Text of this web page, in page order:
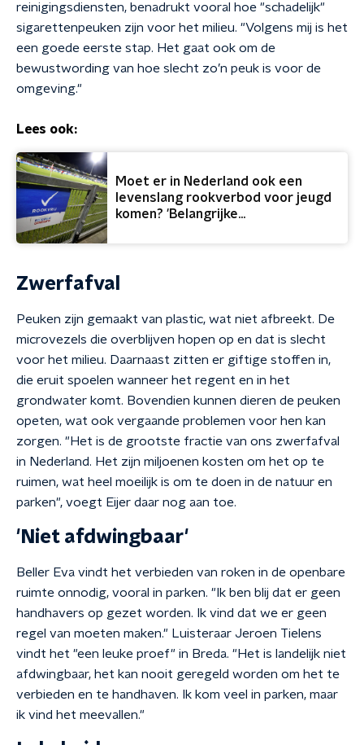
reinigingsdiensten, benadrukt vooral hoe "schadelijk"
sigarettenpeuken zijn voor het milieu. "Volgens mij is het
een goede eerste stap. Het gaat ook om de
bewustwording van hoe slecht zo’n peuk is voor de
omgeving."
Lees ook:
Moet er in Nederland ook een
levenslang rookverbod voor jeugd
komen? 'Belangrijke
Zwerfafval
Peuken zijn gemaakt van plastic, wat niet afbreekt. De
microvezels die overblijven hopen op en dat is slecht
voor het milieu. Daarnaast zitten er giftige stoffen in,
die eruit spoelen wanneer het regent en in het
grondwater komt. Bovendien kunnen dieren de peuken
opeten, wat ook vergaande problemen voor hen kan
zorgen. "Het is de grootste fractie van ons zwerfafval
in Nederland. Het zijn miljoenen kosten om het op te
ruimen, wat heel moeilijk is om te doen in de natuur en
parken", voegt Eijer daar nog aan toe.
'Niet afdwingbaar'
Beller Eva vindt het verbieden van roken in de openbare
ruimte onnodig, vooral in parken. "Ik ben blij dat er geen
handhavers op gezet worden. Ik vind dat we er geen
regel van moeten maken." Luisteraar Jeroen Tielens
vindt het "een leuke proef" in Breda. "Het is landelijk niet
afdwingbaar, het kan nooit geregeld worden om het te
verbieden en te handhaven. Ik kom veel in parken, maar
ik vind het meevallen."